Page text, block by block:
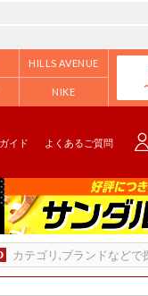
HILLS AVENUE
NIKE
イド よくあるご質問